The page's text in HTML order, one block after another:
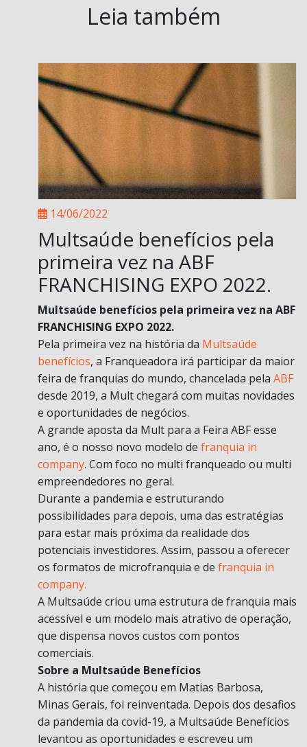
Leia também
14/06/2022
Multsaúde benefícios pela
primeira vez na ABF
FRANCHISING EXPO 2022.
Multsaúde benefícios pela primeira vez na ABF
FRANCHISING EXPO 2022.
Pela primeira vez na história da Multsaúde
benefícios, a Franqueadora irá participar da maior
feira de franquias do mundo, chancelada pela ABF
desde 2019, a Mult chegará com muitas novidades
e oportunidades de negócios.
A grande aposta da Mult para a Feira ABF esse
ano, é o nosso novo modelo de franquia in
company. Com foco no multi franqueado ou multi
empreendedores no geral.
Durante a pandemia e estruturando
possibilidades para depois, uma das estratégias
para estar mais próxima da realidade dos
potenciais investidores. Assim, passou a oferecer
os formatos de microfranquia e de franquia in
company.
A Multsaúde criou uma estrutura de franquia mais
acessível e um modelo mais atrativo de operação,
que dispensa novos custos com pontos
comerciais.
Sobre a Multsaúde Benefícios
A história que começou em Matias Barbosa,
Minas Gerais, foi reinventada. Depois dos desafios
da pandemia da covid-19, a Multsaúde Benefícios
levantou as oportunidades e escreveu um